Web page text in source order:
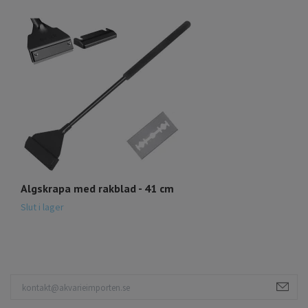
Algskrapa med rakblad - 41 cm
Slut i lager